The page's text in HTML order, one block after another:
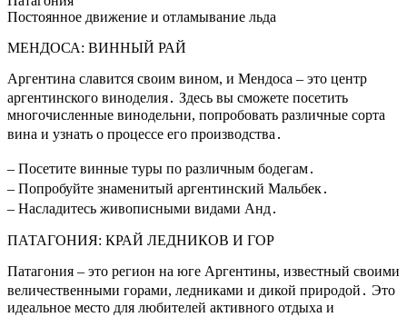
Постоянное движение и отламывание льда
МЕНДОСА: ВИННЫЙ РАЙ
Аргентина славится своим вином, и Мендоса – это центр
аргентинского виноделия․ Здесь вы сможете посетить
многочисленные винодельни, попробовать различные сорта
вина и узнать о процессе его производства․
– Посетите винные туры по различным бодегам․
– Попробуйте знаменитый аргентинский Мальбек․
– Насладитесь живописными видами Анд․
ПАТАГОНИЯ: КРАЙ ЛЕДНИКОВ И ГОР
Патагония – это регион на юге Аргентины, известный своими
величественными горами, ледниками и дикой природой․ Это
идеальное место для любителей активного отдыха и